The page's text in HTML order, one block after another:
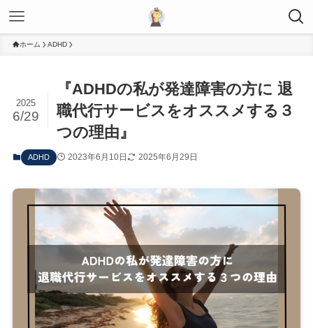
ホーム ADHD
『ADHDの私が発達障害の方に 退
職代行サービスをオススメする３
つの理由』
2025
6/29
ADHD 2023年6月10日 2025年6月29日